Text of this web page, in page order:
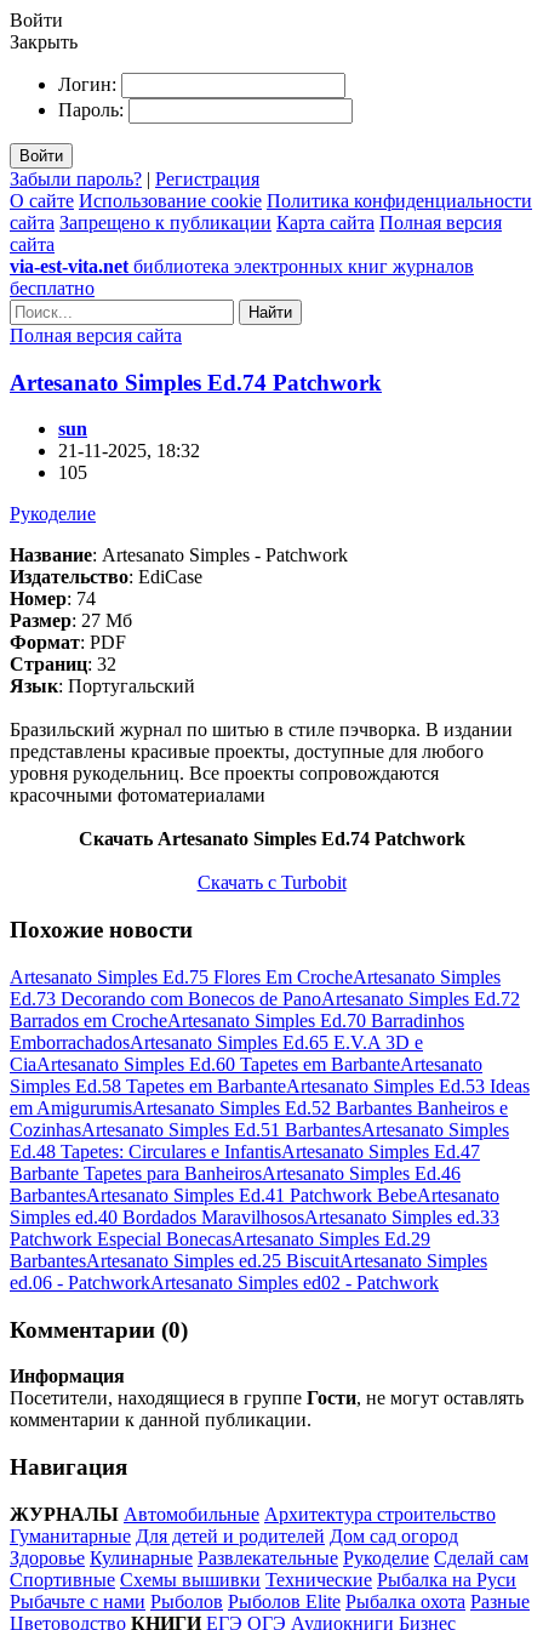
Войти
Закрыть
Логин:
Пароль:
Войти
Забыли пароль? | Регистрация
О сайте Использование cookie Политика конфиденциальности
сайта Запрещено к публикации Карта сайта Полная версия
сайта
via-est-vita.net библиотека электронных книг журналов
бесплатно
Найти
Полная версия сайта
Artesanato Simples Ed.74 Patchwork
sun
21-11-2025, 18:32
105
Рукоделие
Название: Artesanato Simples - Patchwork
Издательство: EdiCase
Номер: 74
Размер: 27 Мб
Формат: PDF
Страниц: 32
Язык: Португальский
Бразильский журнал по шитью в стиле пэчворка. В издании
представлены красивые проекты, доступные для любого
уровня рукодельниц. Все проекты сопровождаются
красочными фотоматериалами
Скачать Artesanato Simples Ed.74 Patchwork
Скачать с Turbobit
Похожие новости
Artesanato Simples Ed.75 Flores Em CrocheArtesanato Simples
Ed.73 Decorando com Bonecos de PanoArtesanato Simples Ed.72
Barrados em CrocheArtesanato Simples Ed.70 Barradinhos
EmborrachadosArtesanato Simples Ed.65 E.V.A 3D e
CiaArtesanato Simples Ed.60 Tapetes em BarbanteArtesanato
Simples Ed.58 Tapetes em BarbanteArtesanato Simples Ed.53 Ideas
em AmigurumisArtesanato Simples Ed.52 Barbantes Banheiros e
CozinhasArtesanato Simples Ed.51 BarbantesArtesanato Simples
Ed.48 Tapetes: Circulares e InfantisArtesanato Simples Ed.47
Barbante Tapetes para BanheirosArtesanato Simples Ed.46
BarbantesArtesanato Simples Ed.41 Patchwork BebeArtesanato
Simples ed.40 Bordados MaravilhososArtesanato Simples ed.33
Patchwork Especial BonecasArtesanato Simples Ed.29
BarbantesArtesanato Simples ed.25 BiscuitArtesanato Simples
ed.06 - PatchworkArtesanato Simples ed02 - Patchwork
Комментарии (0)
Информация
Посетители, находящиеся в группе Гости, не могут оставлять
комментарии к данной публикации.
Навигация
ЖУРНАЛЫ Автомобильные Архитектура строительство
Гуманитарные Для детей и родителей Дом сад огород
Здоровье Кулинарные Развлекательные Рукоделие Сделай сам
Спортивные Схемы вышивки Технические Рыбалка на Руси
Рыбачьте с нами Рыболов Рыболов Elite Рыбалка охота Разные
Цветоводство КНИГИ ЕГЭ ОГЭ Аудиокниги Бизнес